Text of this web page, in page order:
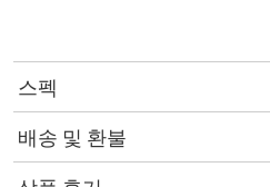
스펙
배송 및 환불